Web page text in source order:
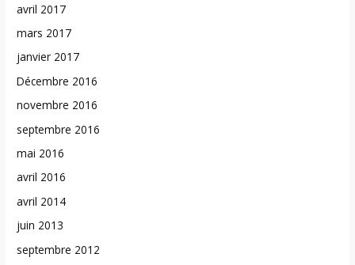
avril 2017
mars 2017
janvier 2017
Décembre 2016
novembre 2016
septembre 2016
mai 2016
avril 2016
avril 2014
juin 2013
septembre 2012